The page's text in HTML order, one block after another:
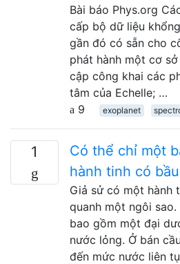
Bài báo Phys.org
cấp bộ dữ liệu
gần đó có sẵn cho
phát hành một cơ
cập công khai các
tâm của Echelle; …
9
exoplanet
1
Có thể chỉ một
hành tinh có
Giả sử có một hành
quanh một ngôi
bao gồm một đại
nước lỏng. Ở bán
đến mức nước liên